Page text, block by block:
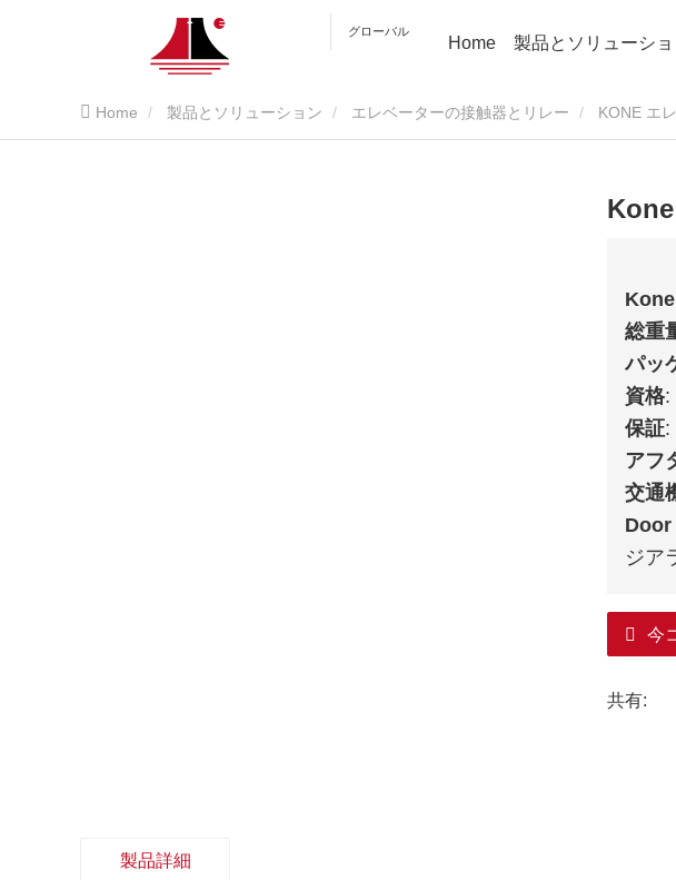
グローバル
Home 製品とソリューショ
Home 製品とソリューション エレベーターの接触器とリレー KONE エ
総重
パッ
資格:
保証:
アフ
交通
Door
ジア
今
共有:
製品詳細